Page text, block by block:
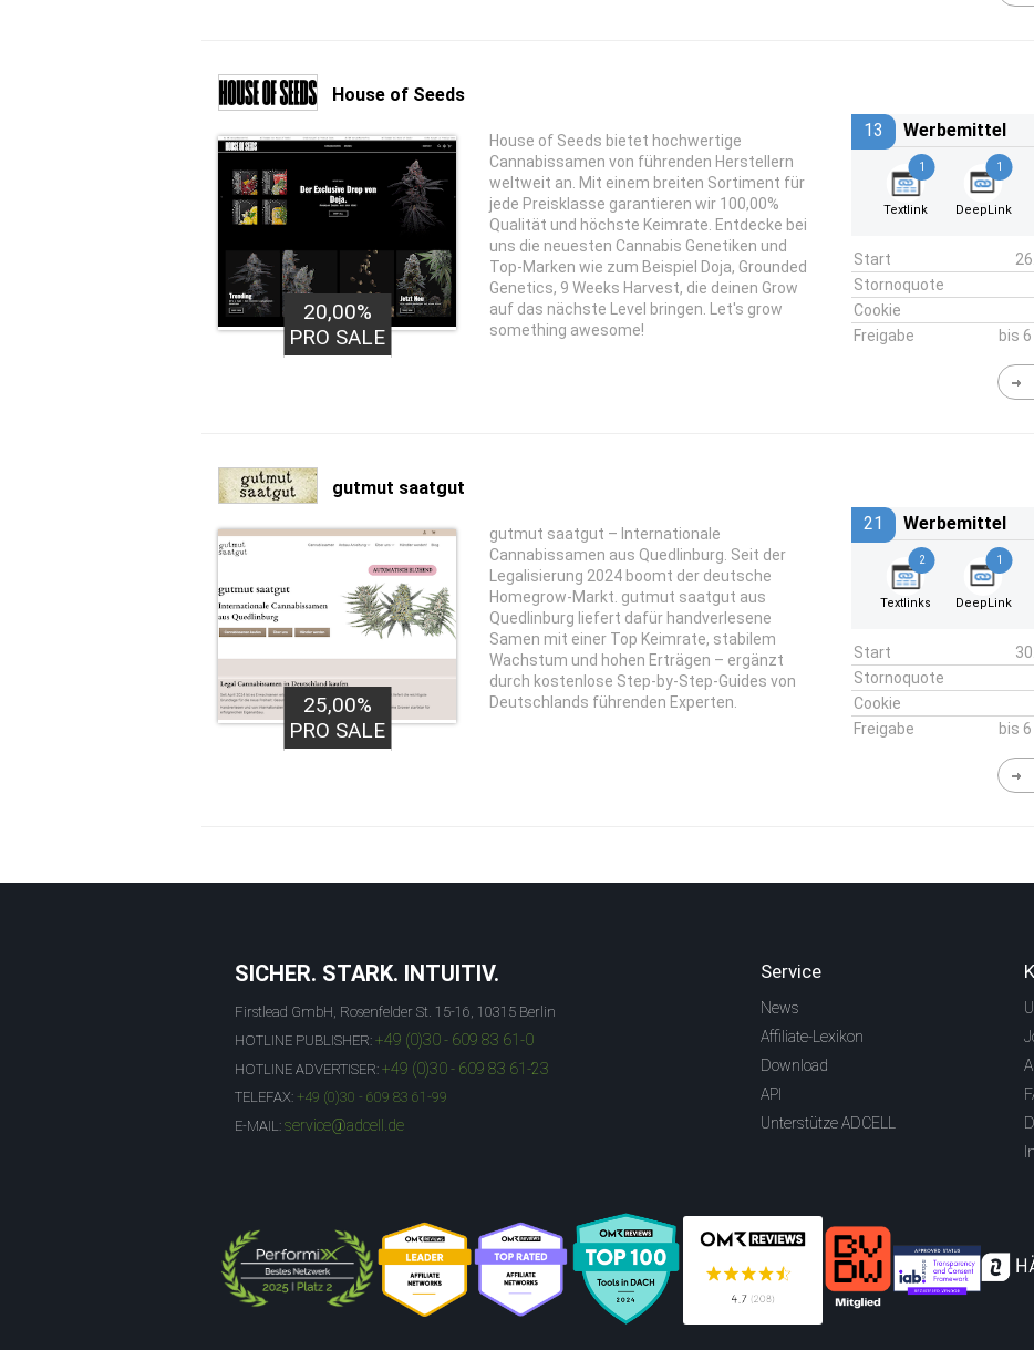
House of Seeds
20,00%
PRO SALE
House of Seeds bietet hochwertige
Cannabissamen von führenden Herstellern
weltweit an. Mit einem breiten Sortiment für
jede Preisklasse garantieren wir 100,00%
Qualität und höchste Keimrate. Entdecke bei
uns die neuesten Cannabis Genetiken und
Top-Marken wie zum Beispiel Doja, Grounded
Genetics, 9 Weeks Harvest, die deinen Grow
auf das nächste Level bringen. Let's grow
something awesome!
13 Werbemittel
1
Textlink
1
DeepLink
Start
Stornoquote
Cookie
Freigabe
bis
gutmut saatgut
25,00%
PRO SALE
gutmut saatgut – Internationale
Cannabissamen aus Quedlinburg. Seit der
Legalisierung 2024 boomt der deutsche
Homegrow-Markt. gutmut saatgut aus
Quedlinburg liefert dafür handverlesene
Samen mit einer Top Keimrate, stabilem
Wachstum und hohen Erträgen – ergänzt
durch kostenlose Step-by-Step-Guides von
Deutschlands führenden Experten.
21 Werbemittel
2
Textlinks
1
DeepLink
Start
Stornoquote
Cookie
Freigabe
bis
SICHER. STARK. INTUITIV.
Firstlead GmbH, Rosenfelder St. 15-16, 10315 Berlin
HOTLINE PUBLISHER: +49 (0)30 - 609 83 61-0
HOTLINE ADVERTISER: +49 (0)30 - 609 83 61-23
TELEFAX: +49 (0)30 - 609 83 61-99
E-MAIL: service@adcell.de
Service
News
Affiliate-Lexikon
Download
API
Unterstütze ADCELL